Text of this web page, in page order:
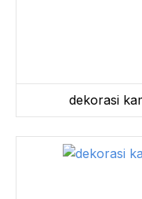
dekorasi